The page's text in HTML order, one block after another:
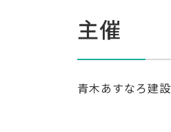
主催
青木あすなろ建設